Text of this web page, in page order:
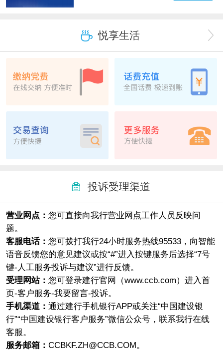
悦享生活
投诉受理渠道
营业网点： 您可直接向我行营业网点工作人员反映问
题。
客服电话： 您可拨打我行24小时服务热线95533，向智能
语音反馈您的意见建议或按“#”进入按键服务后选择“7号
键-人工服务投诉与建议”进行反馈。
受理网站： 您可登录建行官网（www.ccb.com）进入首
页-客户服务-我要留言-投诉。
手机渠道： 通过建行手机银行APP或关注“中国建设银
行”“中国建设银行客户服务”微信公众号，联系我行在线
客服。
服务邮箱： CCBKF.ZH@CCB.COM。